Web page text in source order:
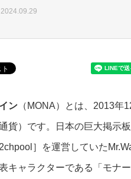
2024.09.29
ン （MONA）とは、2013
通貨）です。日本の巨大掲示
］を運営していた
キャラクターである「モナ